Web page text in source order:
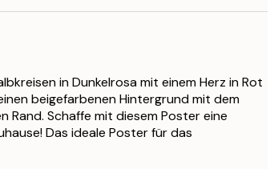
in Dunkelrosa mit einem Herz in Rot
beigefarbenen Hintergrund mit dem
Rand. Schaffe mit diesem Poster eine
Das ideale Poster für das